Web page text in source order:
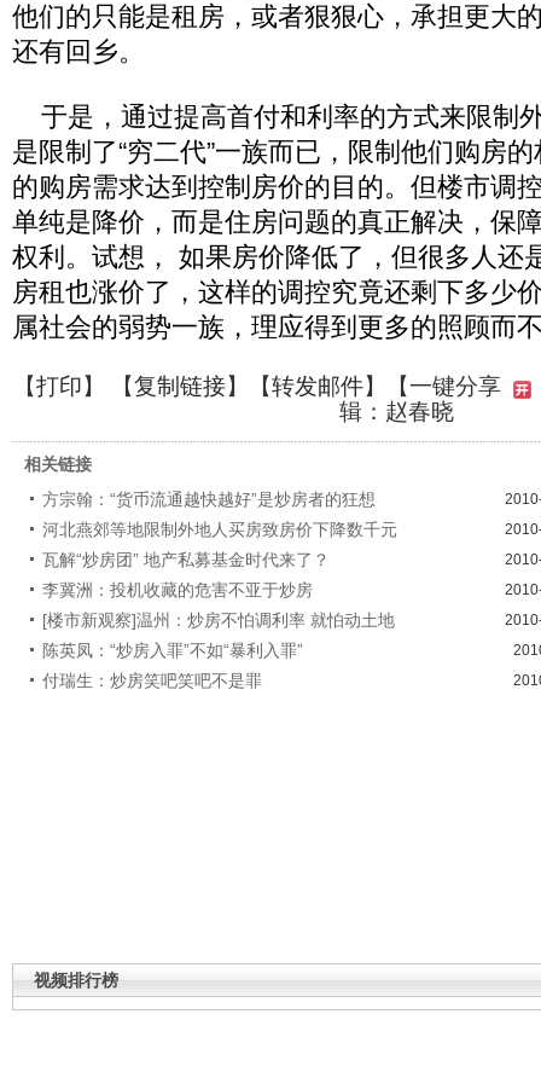
他们的只能是租房，或者狠狠心，承担更大
还有回乡。
于是，通过提高首付和利率的方式来限制
是限制了“穷二代”一族而已，限制他们购房
的购房需求达到控制房价的目的。但楼市调
单纯是降价，而是住房问题的真正解决，保
权利。试想， 如果房价降低了，但很多人还
房租也涨价了，这样的调控究竟还剩下多少
属社会的弱势一族，理应得到更多的照顾而
【打印】 【复制链接】【转发邮件】
【一键分享
辑：赵春晓
相关链接
方宗翰：“货币流通越快越好”是炒房者的狂想
河北燕郊等地限制外地人买房致房价下降数千元
瓦解“炒房团” 地产私募基金时代来了？
李冀洲：投机收藏的危害不亚于炒房
[楼市新观察]温州：炒房不怕调利率 就怕动土地
陈英凤：“炒房入罪”不如“暴利入罪”
付瑞生：炒房笑吧笑吧不是罪
视频排行榜